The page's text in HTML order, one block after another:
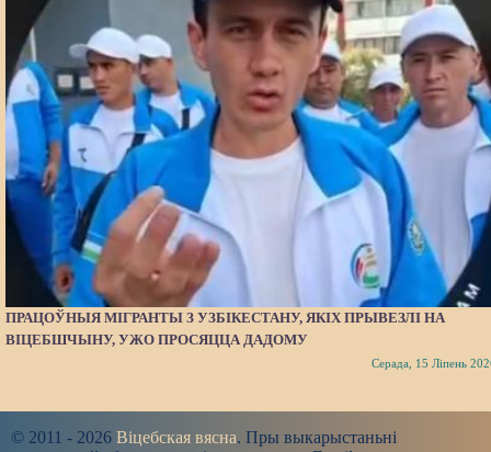
ПРАЦОЎНЫЯ МІГРАНТЫ З УЗБІКЕСТАНУ, ЯКІХ ПРЫВЕЗЛІ НА
ВІЦЕБШЧЫНУ, УЖО ПРОСЯЦЦА ДАДОМУ
Серада, 15 Ліпень
© 2011 - 2026 Віцебская вясна. Пры выкарыстаньні